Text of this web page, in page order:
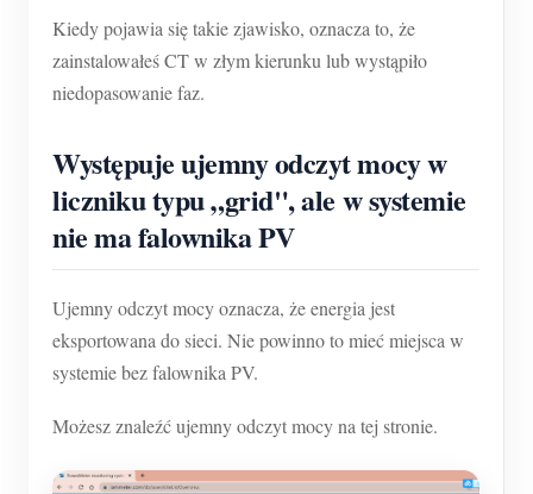
Kiedy pojawia się takie zjawisko, oznacza to, że
zainstalowałeś CT w złym kierunku lub wystąpiło
niedopasowanie faz.
Występuje ujemny odczyt mocy w
liczniku typu „grid", ale w systemie
nie ma falownika PV
Ujemny odczyt mocy oznacza, że energia jest
eksportowana do sieci. Nie powinno to mieć miejsca w
systemie bez falownika PV.
Możesz znaleźć ujemny odczyt mocy na tej stronie.